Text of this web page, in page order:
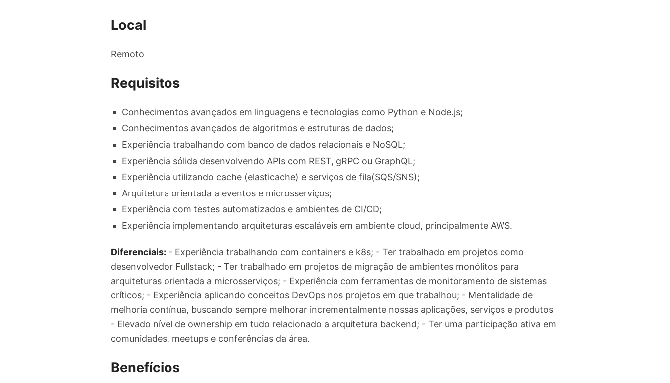
Local
Remoto
Requisitos
Conhecimentos avançados em linguagens e tecnologias como Python e Node.js;
Conhecimentos avançados de algoritmos e estruturas de dados;
Experiência trabalhando com banco de dados relacionais e NoSQL;
Experiência sólida desenvolvendo APIs com REST, gRPC ou GraphQL;
Experiência utilizando cache (elasticache) e serviços de fila(SQS/SNS);
Arquitetura orientada a eventos e microsserviços;
Experiência com testes automatizados e ambientes de CI/CD;
Experiência implementando arquiteturas escaláveis em ambiente cloud, principalmente AWS.
Diferenciais: - Experiência trabalhando com containers e k8s; - Ter trabalhado em projetos como
desenvolvedor Fullstack; - Ter trabalhado em projetos de migração de ambientes monólitos para
arquiteturas orientada a microsserviços; - Experiência com ferramentas de monitoramento de sistemas
críticos; - Experiência aplicando conceitos DevOps nos projetos em que trabalhou; - Mentalidade de
melhoria contínua, buscando sempre melhorar incrementalmente nossas aplicações, serviços e produtos
- Elevado nível de ownership em tudo relacionado a arquitetura backend; - Ter uma participação ativa em
comunidades, meetups e conferências da área.
Benefícios